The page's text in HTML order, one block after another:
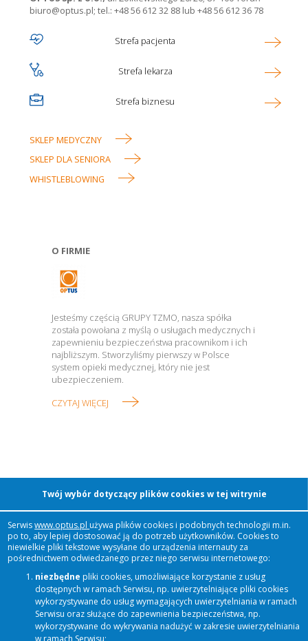
biuro@optus.pl; tel.: +48 56 612 32 88lub +48 56 612 36 78
Optus
main
menu
Strefa pacjenta
Ikona
Strefa lekarza
Ikona
Strefa biznesu
Ikona
Linki
w
SKLEP MEDYCZNY
SKLEP DLA SENIORA
WHISTLEBLOWING
O FIRMIE
Jesteśmy częścią GRUPY TZMO, nasza spółka
została powołana z myślą o usługach medycznych i
zapewnieniu bezpieczeństwa pracownikom i ich
najbliższym. Stworzyliśmy pierwszy w Polsce
system opieki medycznej, który nie jest
ubezpieczeniem.
CZYTAJ WIĘCEJ
O GRUPIE TZMO
Dziś GRUPA TZMO to ponad 50 spółek w 18
krajach. Nasze produkty docierają do 1/3 ludności
świata. Chcemy dostarczać naszym klientom
produkty najwyższej jakości, dzięki którym żyje im
się łatwiej, wygodniej, bezpieczniej.
CZYTAJ WIĘCEJ
Twój wybór dotyczący plików cookies w tej witrynie
Serwiswww.optus.pl używa plików cookies i podobnych technologii m.in.
po to, aby lepiej dostosować ją do potrzeb użytkowników. Cookies to
niewielkie pliki tekstowe wysyłane do urządzenia internauty za
pośrednictwem odwiedzanego przez niego serwisu internetowego:
niezbędne pliki cookies, umożliwiające korzystanie z usług
dostępnych w ramach Serwisu, np. uwierzytelniające pliki cookies
wykorzystywane do usług wymagających uwierzytelniania w ramach
Serwisu oraz służące do zapewnienia bezpieczeństwa, np.
wykorzystywane do wykrywania nadużyć w zakresie uwierzytelniania
w ramach Serwisu;